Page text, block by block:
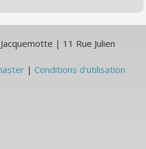
| 11 Rue Julien
|Conditions d'utilisation